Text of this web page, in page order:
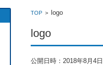
TOP> logo
logo
公開日時： 2018年8月4日